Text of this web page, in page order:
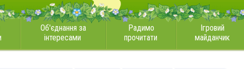
Об'єднання за
інтересами
Радимо
прочитати
Ігровий
майданчик